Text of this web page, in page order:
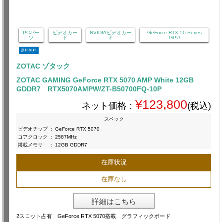
PCパー
ツ
ビデオカー
ド
NVIDIAビデオカー
ド
GeForce RTX 50 Series
GPU
送料無料
ZOTAC ゾタック
ZOTAC GAMING GeForce RTX 5070 AMP White 12GB
GDDR7 RTX5070AMPW/ZT-B50700FQ-10P
ネット価格： ¥123,800(税込)
スペック
ビデオチップ :
GeForce RTX 5070
コアクロック
:
2587MHz
搭載メモリ
: 12GB GDDR7
在庫状況
在庫なし
詳細はこちら
2スロット占有 GeForce RTX 5070搭載 グラフィックボード